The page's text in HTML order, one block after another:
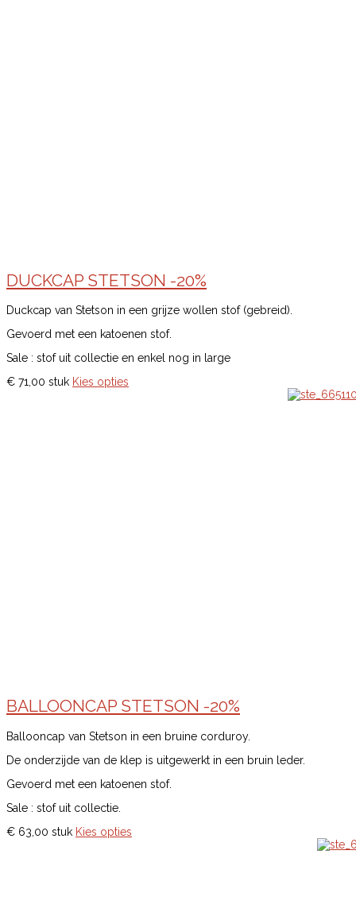
DUCKCAP STETSON -20%
Duckcap van Stetson in een grijze wollen stof (gebreid).
Gevoerd met een katoenen stof.
Sale : stof uit collectie en enkel nog in large
€ 71,00 stuk Kies opties
BALLOONCAP STETSON -20%
Ballooncap van Stetson in een bruine corduroy.
De onderzijde van de klep is uitgewerkt in een bruin leder.
Gevoerd met een katoenen stof.
Sale : stof uit collectie.
€ 63,00 stuk Kies opties